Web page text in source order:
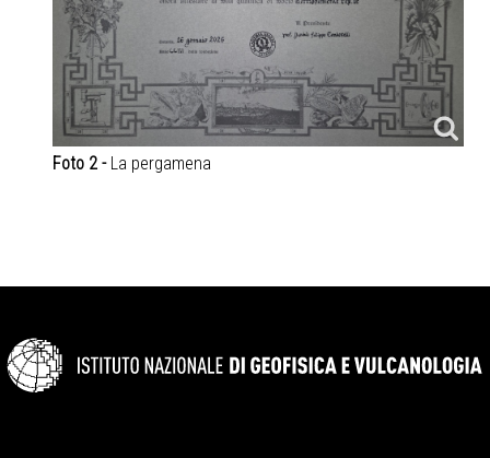
Foto 2 - La pergamena